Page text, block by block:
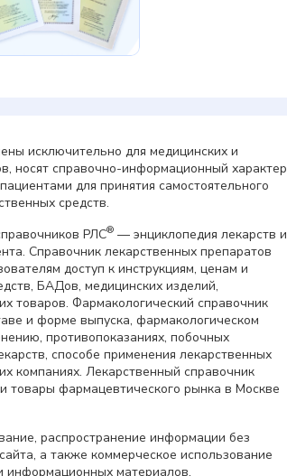
исключительно для медицинских и
носят справочно-информационный характер
для принятия самостоятельного
средств.
РЛС® — энциклопедия лекарств и
Справочник лекарственных препаратов
доступ к инструкциям, ценам и
БАДов, медицинских изделий,
товаров. Фармакологический справочник
и форме выпуска, фармакологическом
противопоказаниях, побочных
способе применения лекарственных
компаниях. Лекарственный справочник
товары фармацевтического рынка в Москве
распространение информации без
а также коммерческое использование
информационных материалов,